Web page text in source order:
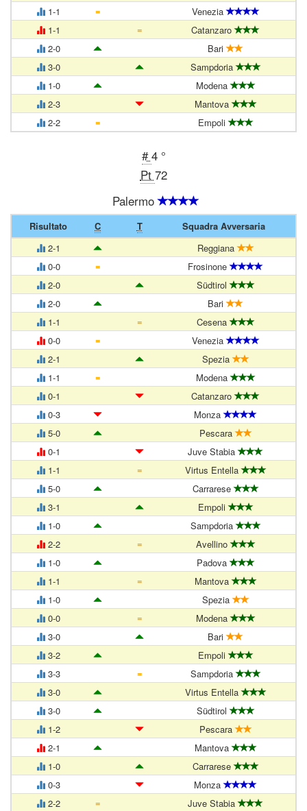
1-1 =
Venezia
1-1
=
Catanzaro
2-0
Bari
3-0
Sampdoria
1-0
Modena
2-3
Mantova
2-2
= Empoli
#4 °
Pt 72
Palermo
Risultato C T
Squadra Avversaria
2-1
Reggiana
0-0
=
Frosinone
2-0
Südtirol
2-0
Bari
1-1
=
Cesena
0-0
=
Venezia
2-1
Spezia
1-1
=
Modena
0-1
Catanzaro
0-3
Monza
5-0
Pescara
0-1
Juve Stabia
1-1
=
Virtus Entella
5-0
Carrarese
3-1
Empoli
1-0
Sampdoria
2-2
=
Avellino
1-0
Padova
1-1
=
Mantova
1-0
Spezia
0-0
=
Modena
3-0
Bari
3-2
Empoli
3-3
=
Sampdoria
3-0
Virtus Entella
3-0
Südtirol
1-2
Pescara
2-1
Mantova
1-0
Carrarese
0-3
Monza
2-2
=
Juve Stabia